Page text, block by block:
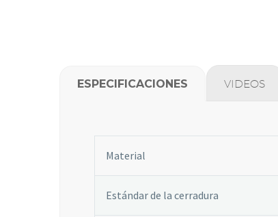
ESPECIFICACIONES VIDEOS
Material
Estándar de la cerradura